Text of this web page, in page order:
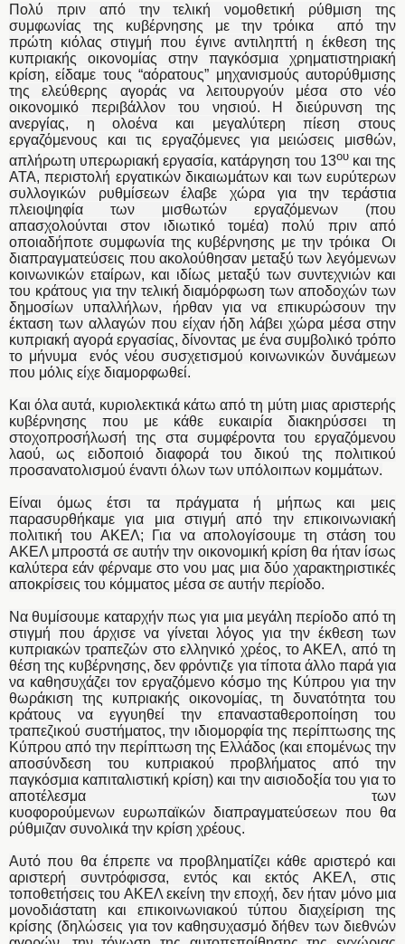
Πολύ πριν από την τελική νομοθετική ρύθμιση της
συμφωνίας της κυβέρνησης με την τρόικα από την
πρώτη κιόλας στιγμή που έγινε αντιληπτή η έκθεση της
κυπριακής οικονομίας στην παγκόσμια χρηματιστηριακή
κρίση, είδαμε τους “αόρατους” μηχανισμούς αυτορύθμισης
της ελεύθερης αγοράς να λειτουργούν μέσα στο νέο
οικονομικό περιβάλλον του νησιού. Η διεύρυνση της
ανεργίας, η ολοένα και μεγαλύτερη πίεση στους
εργαζόμενους και τις εργαζόμενες για μειώσεις μισθών,
απλήρωτη υπερωριακή εργασία, κατάργηση του 13ουκαι της
ΑΤΑ, περιστολή εργατικών δικαιωμάτων και των ευρύτερων
συλλογικών ρυθμίσεων έλαβε χώρα για την τεράστια
πλειοψηφία των μισθωτών εργαζόμενων (που
απασχολούνται στον ιδιωτικό τομέα) πολύ πριν από
οποιαδήποτε συμφωνία της κυβέρνησης με την τρόικα Οι
διαπραγματεύσεις που ακολούθησαν μεταξύ των λεγόμενων
κοινωνικών εταίρων, και ιδίως μεταξύ των συντεχνιών και
του κράτους για την τελική διαμόρφωση των αποδοχών των
δημοσίων υπαλλήλων, ήρθαν για να επικυρώσουν την
έκταση των αλλαγών που είχαν ήδη λάβει χώρα μέσα στην
κυπριακή αγορά εργασίας, δίνοντας με ένα συμβολικό τρόπο
το μήνυμα ενός νέου συσχετισμού κοινωνικών δυνάμεων
που μόλις είχε διαμορφωθεί.
Και όλα αυτά, κυριολεκτικά κάτω από τη μύτη μιας αριστερής
κυβέρνησης που με κάθε ευκαιρία διακηρύσσει τη
στοχοπροσήλωσή της στα συμφέροντα του εργαζόμενου
λαού, ως ειδοποιό διαφορά του δικού της πολιτικού
προσανατολισμού έναντι όλων των υπόλοιπων κομμάτων.
Είναι όμως έτσι τα πράγματα ή μήπως και μεις
παρασυρθήκαμε για μια στιγμή από την επικοινωνιακή
πολιτική του ΑΚΕΛ; Για να απολογίσουμε τη στάση του
ΑΚΕΛ μπροστά σε αυτήν την οικονομική κρίση θα ήταν ίσως
καλύτερα εάν φέρναμε στο νου μας μια δύο χαρακτηριστικές
αποκρίσεις του κόμματος μέσα σε αυτήν περίοδο.
Να θυμίσουμε καταρχήν πως για μια μεγάλη περίοδο από τη
στιγμή που άρχισε να γίνεται λόγος για την έκθεση των
κυπριακών τραπεζών στο ελληνικό χρέος, το ΑΚΕΛ, από τη
θέση της κυβέρνησης, δεν φρόντιζε για τίποτα άλλο παρά για
να καθησυχάζει τον εργαζόμενο κόσμο της Κύπρου για την
θωράκιση της κυπριακής οικονομίας, τη δυνατότητα του
κράτους να εγγυηθεί την επανασταθεροποίηση του
τραπεζικού συστήματος, την ιδιομορφία της περίπτωσης της
Κύπρου από την περίπτωση της Ελλάδος (και επομένως την
αποσύνδεση του κυπριακού προβλήματος από την
παγκόσμια καπιταλιστική κρίση) και την αισιοδοξία του για το
αποτέλεσμα των
κυοφορούμενων ευρωπαϊκών διαπραγματεύσεων που θα
ρύθμιζαν συνολικά την κρίση χρέους.
Αυτό που θα έπρεπε να προβληματίζει κάθε αριστερό και
αριστερή συντρόφισσα, εντός και εκτός ΑΚΕΛ, στις
τοποθετήσεις του ΑΚΕΛ εκείνη την εποχή, δεν ήταν μόνο μια
μονοδιάστατη και επικοινωνιακού τύπου διαχείριση της
κρίσης (δηλώσεις για τον καθησυχασμό δήθεν των διεθνών